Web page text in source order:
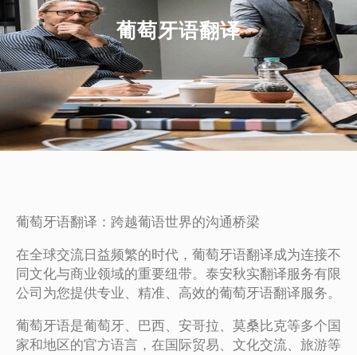
葡萄牙语翻译
葡萄牙语翻译：跨越葡语世界的沟通桥梁
在全球交流日益频繁的时代，葡萄牙语翻译成为连接不
同文化与商业领域的重要纽带。泰安秋实翻译服务有限
公司为您提供专业、精准、高效的葡萄牙语翻译服务。
葡萄牙语是葡萄牙、巴西、安哥拉、莫桑比克等多个国
家和地区的官方语言，在国际贸易、文化交流、旅游等